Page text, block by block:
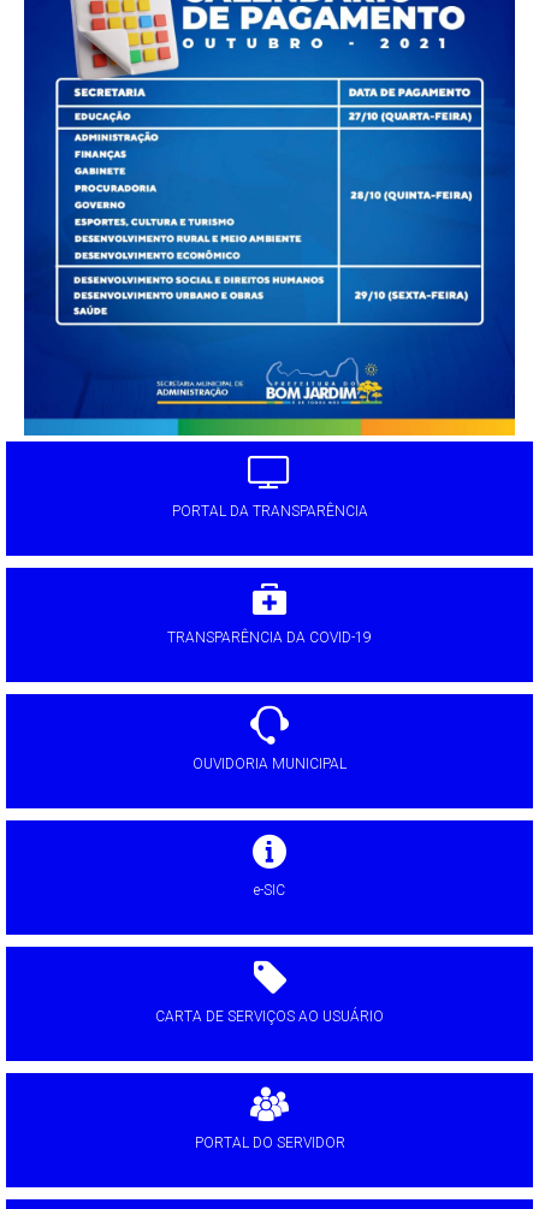
PORTAL DA TRANSPARÊNCIA
TRANSPARÊNCIA DA COVID-19
OUVIDORIA MUNICIPAL
e-SIC
CARTA DE SERVIÇOS AO USUÁRIO
PORTAL DO SERVIDOR